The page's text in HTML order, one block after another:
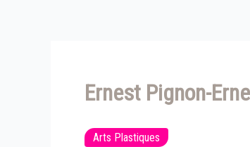
Ernest Pignon-
Arts Plastiques